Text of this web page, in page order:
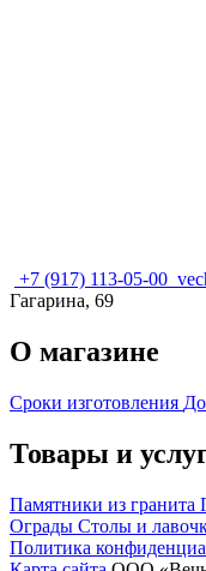
+7 (917) 113-05-00
Гагарина, 69
О магазине
Сроки изготовления
Товары и
Памятники из гранита
Ограды Столы и
Политика